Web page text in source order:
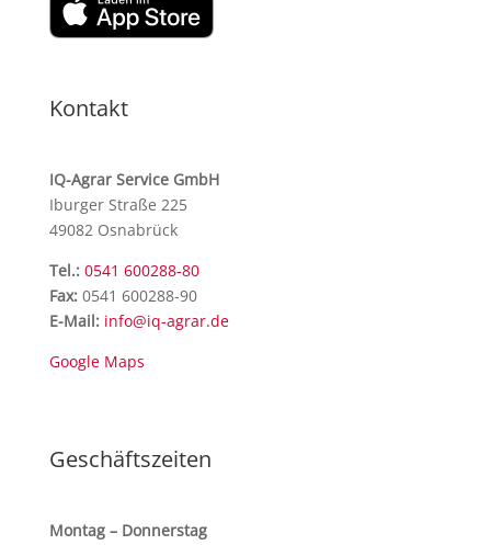
Kontakt
IQ-Agrar Service GmbH
Iburger Straße 225
49082 Osnabrück
Tel.: 0541 600288-80
Fax:0541 600288-90
E-Mail: info@iq-agrar.de
Google Maps
Geschäftszeiten
Montag – Donnerstag